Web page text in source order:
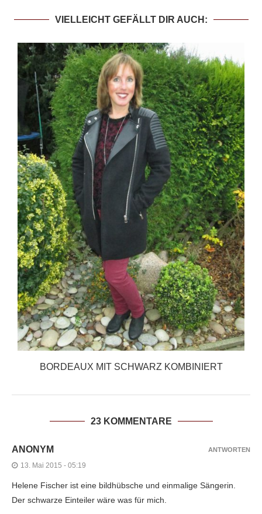
VIELLEICHT GEFÄLLT DIR AUCH:
BORDEAUX MIT SCHWARZ KOMBINIERT
23 KOMMENTARE
ANONYM
13. Mai 2015 - 05:19
Helene Fischer ist eine bildhübsche und einmalige Sängerin.
Der schwarze Einteiler wäre was für mich.
ANTWORTEN